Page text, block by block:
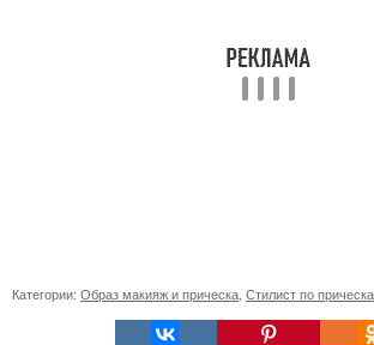
Категории: Образ макияж и прическа, Стилист по